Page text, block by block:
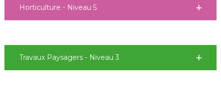
Horticulture - Niveau 5
Travaux Paysagers - Niveau 3